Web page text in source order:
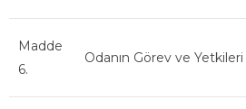
Madde
6.
Odanın Görev ve Yetkileri